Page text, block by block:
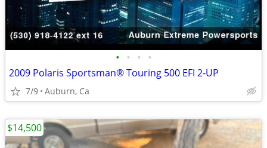
• • • •
2009 Polaris Sportsman® Touring 500 EFI 2-UP
7/9 Auburn, Ca
$14,500